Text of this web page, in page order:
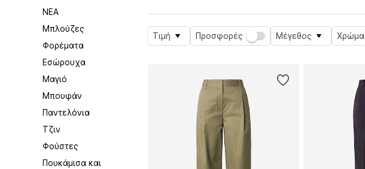
ΝΕΑ
Μπλούζες
Φορέματα
Εσώρουχα
Μαγιό
Μπουφάν
Παντελόνια
Τζιν
Φούστες
Πουκάμισα και
Τιμή Προσφορές Μέγεθος Χρώμα